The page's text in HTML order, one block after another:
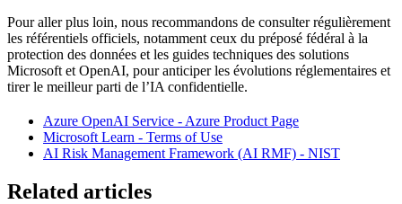
Pour aller plus loin, nous recommandons de consulter régulièrement
les référentiels officiels, notamment ceux du préposé fédéral à la
protection des données et les guides techniques des solutions
Microsoft et OpenAI, pour anticiper les évolutions réglementaires et
tirer le meilleur parti de l’IA confidentielle.
Azure OpenAI Service - Azure Product Page
Microsoft Learn - Terms of Use
AI Risk Management Framework (AI RMF) - NIST
Related articles